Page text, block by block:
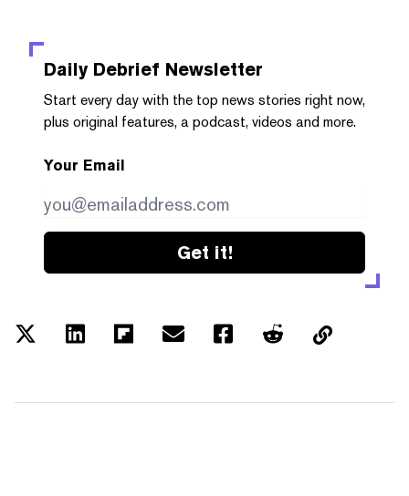
Daily Debrief Newsletter
Start every day with the top news stories right now,
plus original features, a podcast, videos and more.
Your Email
Get it!